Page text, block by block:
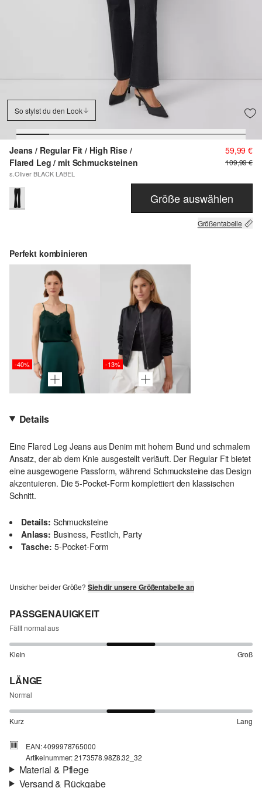
So stylst du den Look
Jeans / Regular Fit / High Rise /
Flared Leg / mit Schmucksteinen
s.Oliver BLACK LABEL
59,99 €
109,99 €
Größe auswählen
Größentabelle
Perfekt kombinieren
-40% -13%
Details
Eine Flared Leg Jeans aus Denim mit hohem Bund und schmalem
Ansatz, der ab dem Knie ausgestellt verläuft. Der Regular Fit bietet
eine ausgewogene Passform, während Schmucksteine das Design
akzentuieren. Die 5-Pocket-Form komplettiert den klassischen
Schnitt.
Details: Schmucksteine
Anlass: Business, Festlich, Party
Tasche: 5-Pocket-Form
Unsicher bei der Größe? Sieh dir unsere Größentabelle an
PASSGENAUIGKEIT
Fällt normal aus
Klein Groß
LÄNGE
Normal
Kurz Lang
EAN: 4099978765000
Artikelnummer: 2173578.98Z8.32_32
Material & Pflege
Versand & Rückgabe